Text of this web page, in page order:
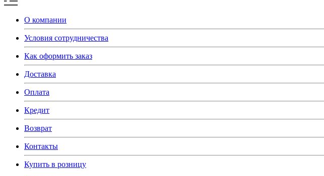
О компании
Условия сотрудничества
Как оформить заказ
Доставка
Оплата
Кредит
Возврат
Контакты
Купить в розницу